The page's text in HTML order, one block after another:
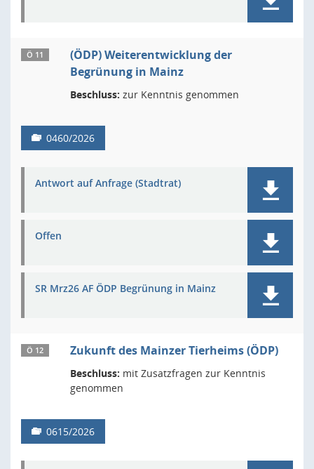
Ö 11
(ÖDP) Weiterentwicklung der
Begrünung in Mainz
Beschluss: zur Kenntnis genommen
0460/2026
Antwort auf Anfrage (Stadtrat)
Offen
SR Mrz26 AF ÖDP Begrünung in Mainz
Ö 12 Zukunft des Mainzer Tierheims (ÖDP)
Beschluss: mit Zusatzfragen zur Kenntnis
genommen
0615/2026